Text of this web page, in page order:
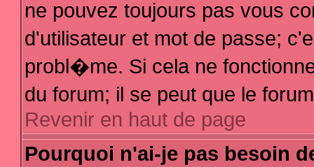
ne pouvez toujours pas vous
d'utilisateur et mot de passe;
probl�me. Si cela ne
du forum; il se peut que le
Revenir en haut de page
Pourquoi n'ai-je pas besoin